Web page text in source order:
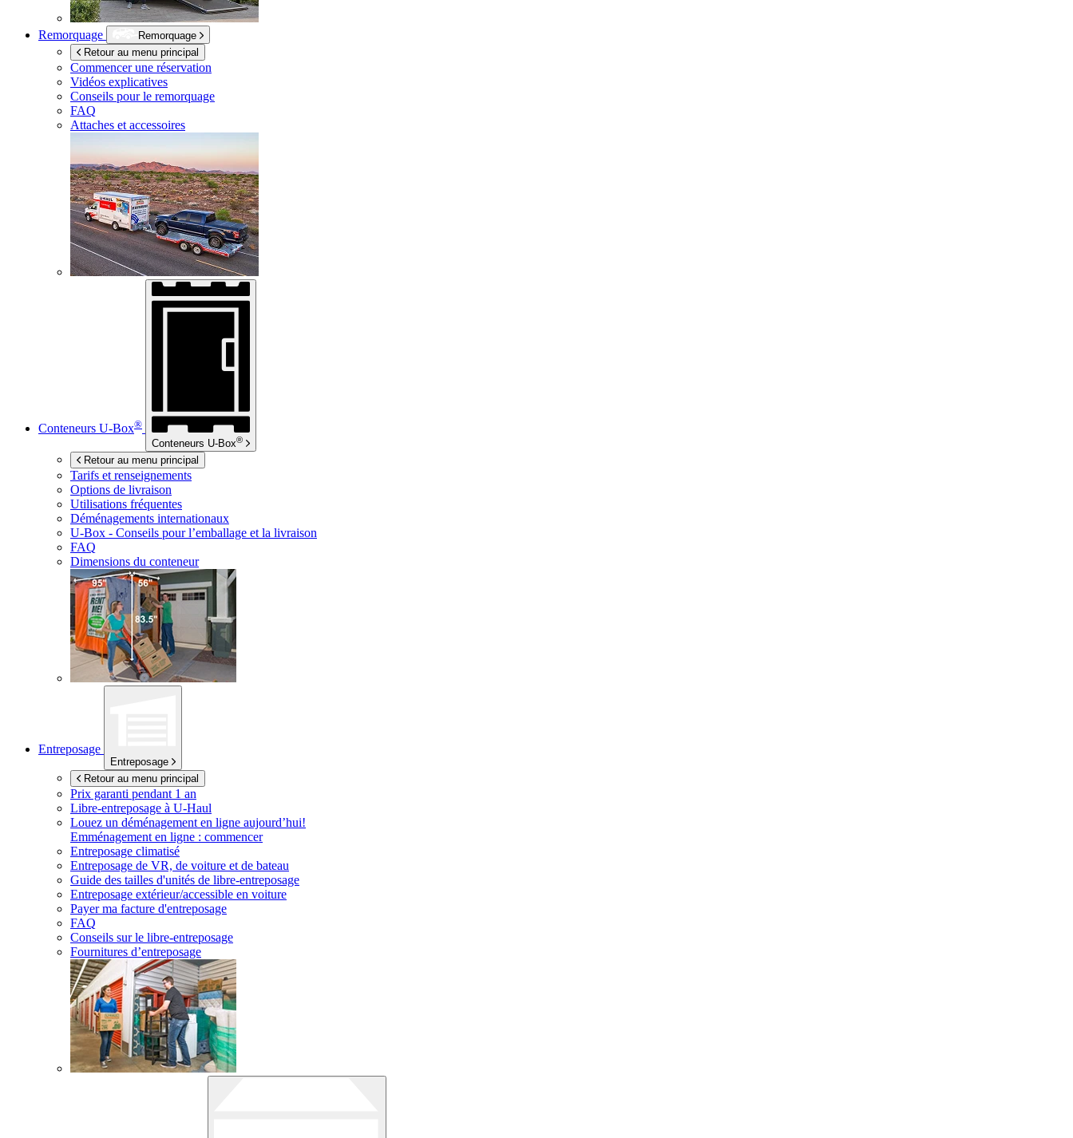
Remorquage
Remorquage
Retour au menu principal
Commencer une réservation
Vidéos explicatives
Conseils pour le remorquage
FAQ
Attaches et accessoires
Conteneurs U-Box®
Conteneurs U-Box®
Retour au menu principal
Tarifs et renseignements
Options de livraison
Utilisations fréquentes
Déménagements internationaux
U-Box - Conseils pour l’emballage et la livraison
FAQ
Dimensions du conteneur
Entreposage
Entreposage
Retour au menu principal
Prix garanti pendant 1 an
Libre-entreposage à U-Haul
Louez un déménagement en ligne aujourd’hui!
Emménagement en ligne : commencer
Entreposage climatisé
Entreposage de VR, de voiture et de bateau
Guide des tailles d'unités de libre-entreposage
Entreposage extérieur/accessible en voiture
Payer ma facture d'entreposage
FAQ
Conseils sur le libre-entreposage
Fournitures d’entreposage